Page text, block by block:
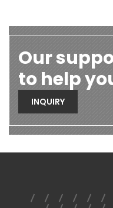
Our
to help
INQUIRY